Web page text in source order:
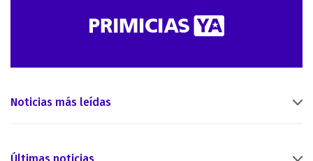
Noticias más leídas
Últimas noticias